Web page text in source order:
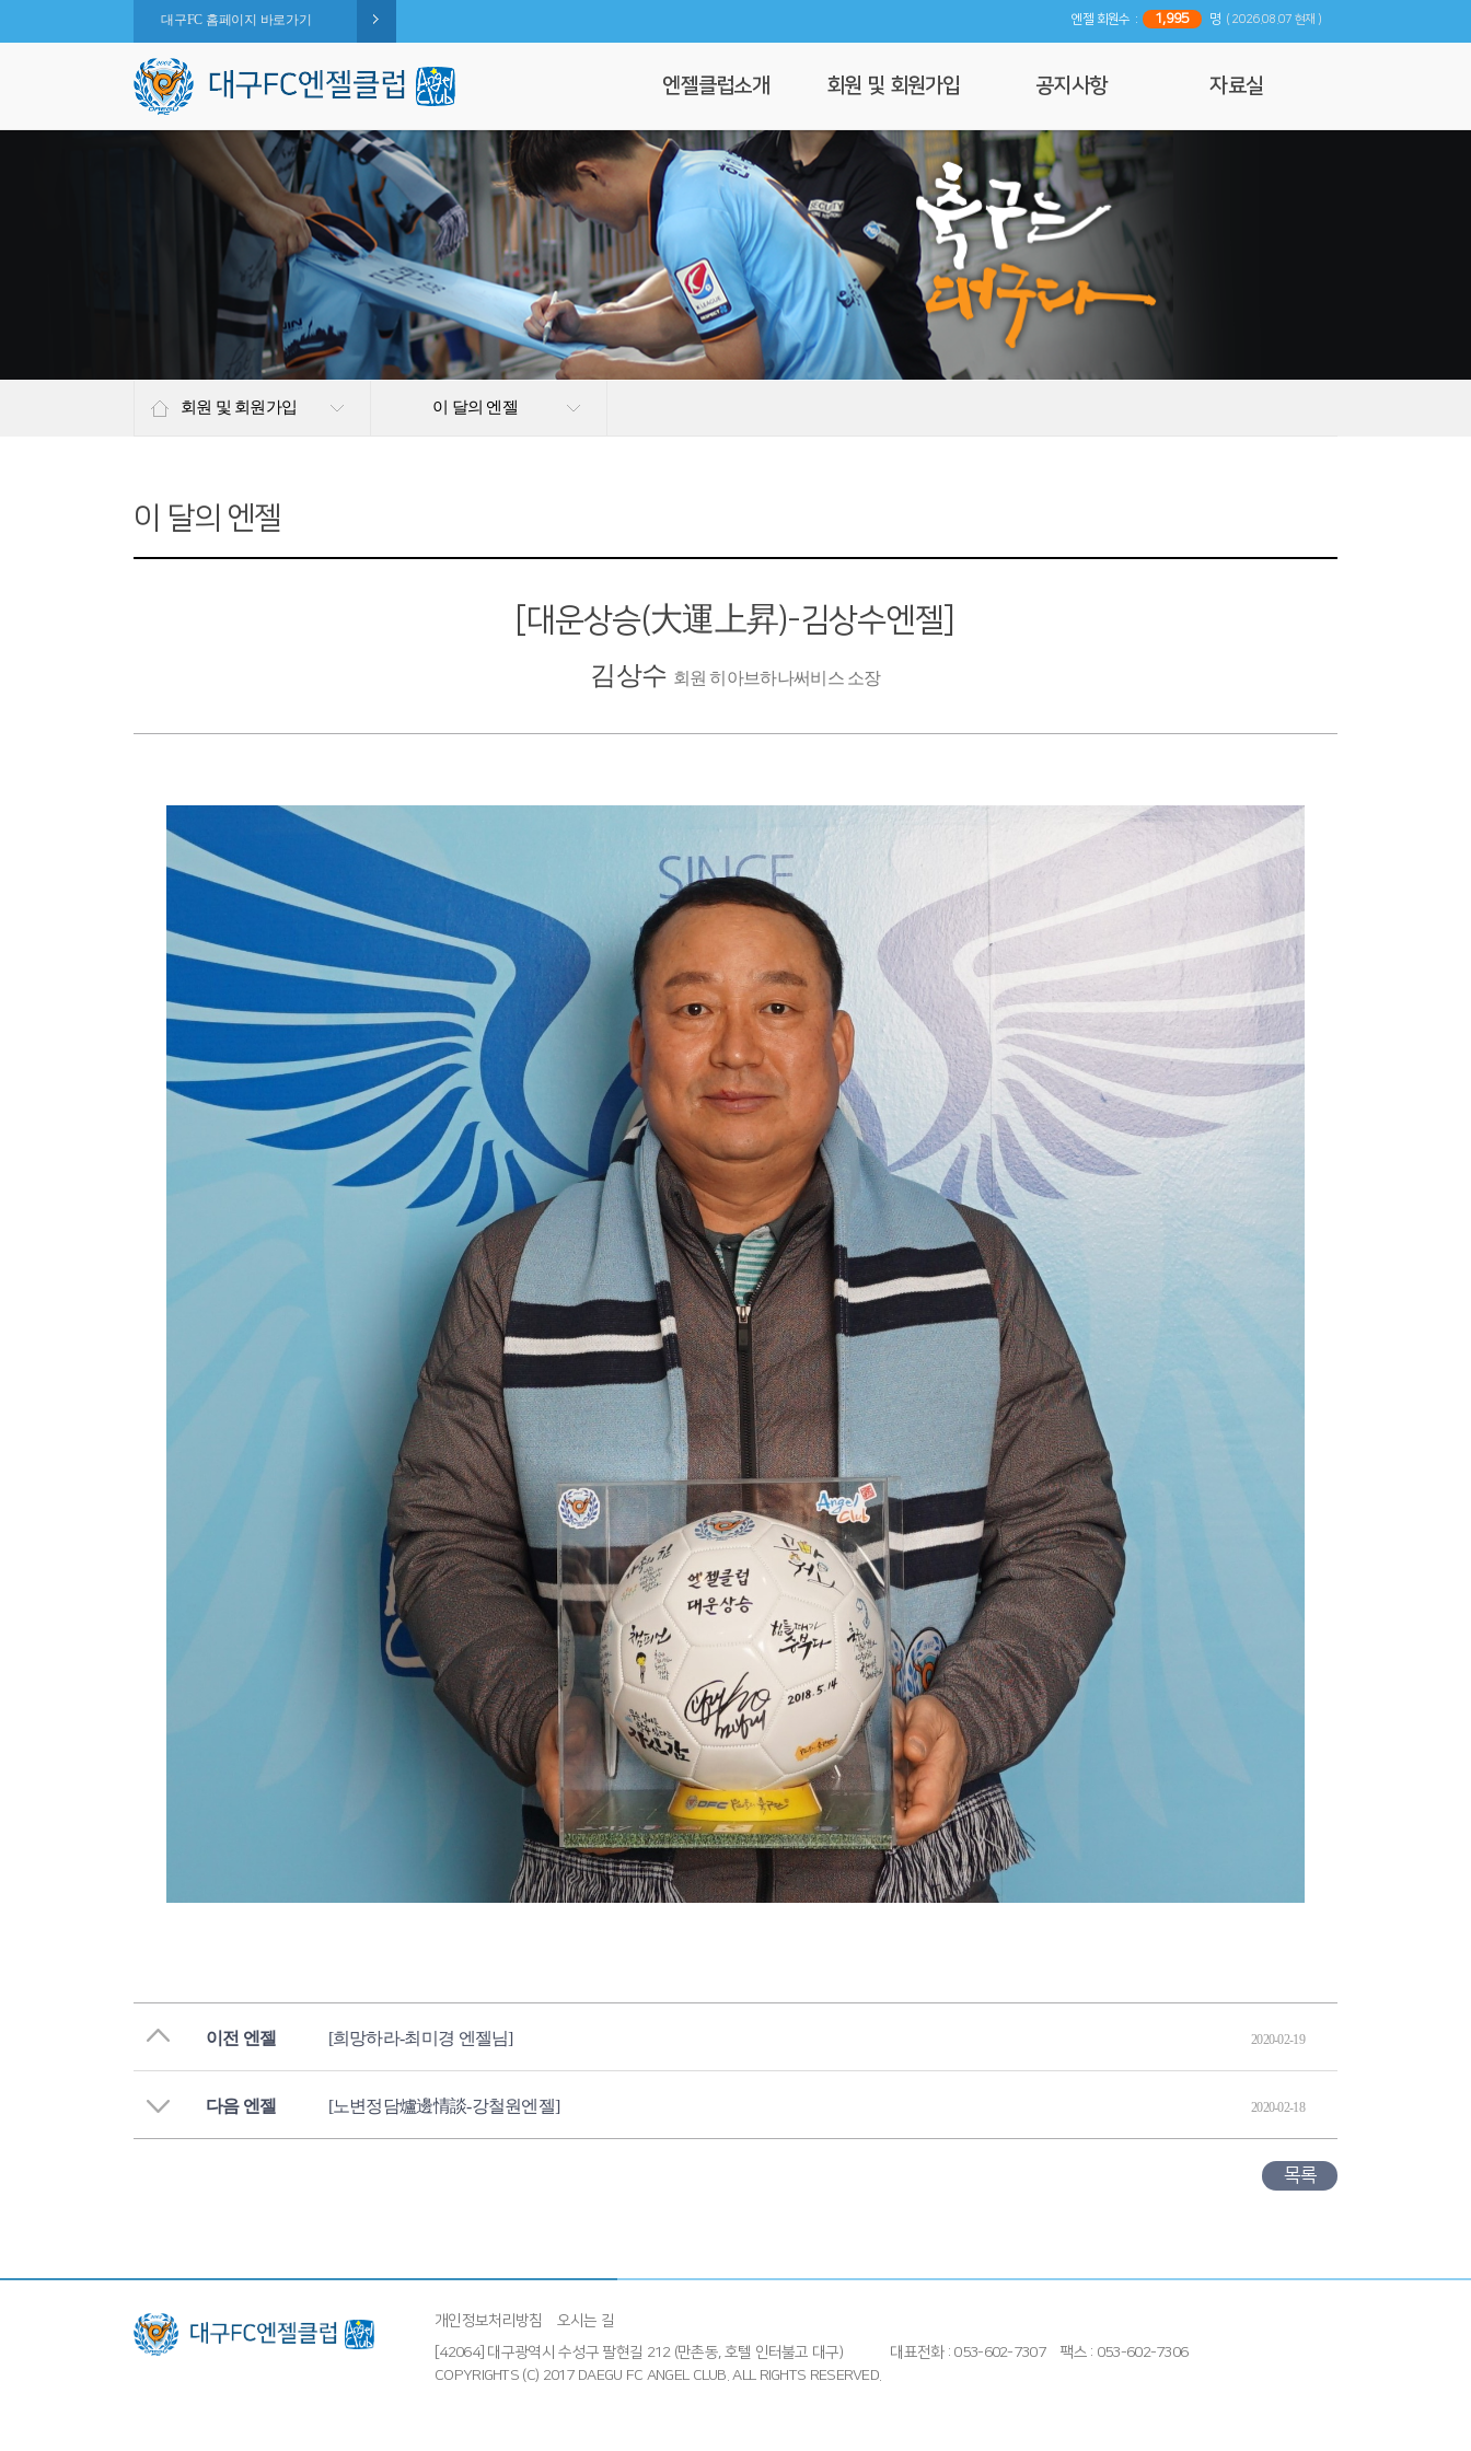
대구FC 홈페이지 바로가기 엔젤 회원수 : 1,995 명 ( 2026.08.07 현재 )
엔젤클럽소개
회장 인사말
엔젤클럽이란
클럽 조직도
찾아오시는길
회원 및 회원가입
회원가입
회원명부
이 달의 엔젤
공지사항
공지사항
행사일정
자료실
회원 및 회원가입 이 달의 엔젤
이 달의 엔젤
[대운상승(大運上昇)-김상수엔젤]
김상수 회원 히아브하나써비스 소장
이전 엔젤 [희망하라-최미경 엔젤님] 2020-02-19
다음 엔젤 [노변정담爐邊情談-강철원엔젤] 2020-02-18
목록
개인정보처리방침
오시는 길
[42064] 대구광역시 수성구 팔현길 212 (만촌동, 호텔 인터불고 대구)
대표전화 : 053-602-7307
팩스 : 053-602-7306
COPYRIGHTS (C) 2017 DAEGU FC ANGEL CLUB.ALL RIGHTS RESERVED.